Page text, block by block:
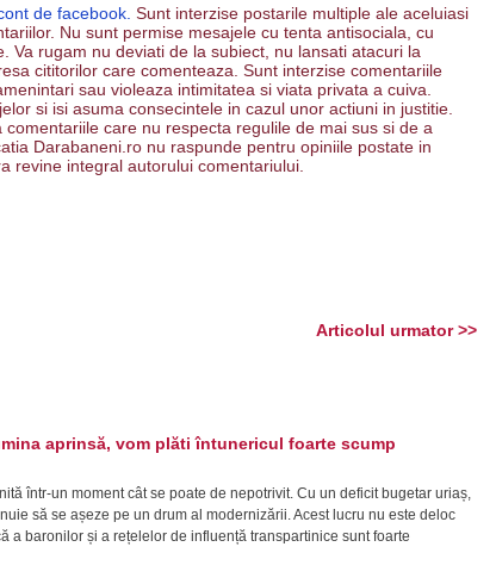
de facebook. Sunt interzise postarile multiple ale aceluiasi
Nu sunt permise mesajele cu tenta antisociala, cu
Va rugam nu deviati de la subiect, nu lansati atacuri la
cititorilor care comenteaza. Sunt interzise comentariile
sau violeaza intimitatea si viata privata a cuiva.
si isi asuma consecintele in cazul unor actiuni in justitie.
care nu respecta regulile de mai sus si de a
Darabaneni.ro nu raspunde pentru opiniile postate in
revine integral autorului comentariului.
Articolul urmator >>
aprinsă, vom plăti întunericul foarte scump
într-un moment cât se poate de nepotrivit. Cu un deficit bugetar uriaș,
să se așeze pe un drum al modernizării. Acest lucru nu este deloc
a baronilor și a rețelelor de influență transpartinice sunt foarte